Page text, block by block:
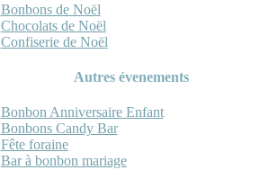
Bonbons de Noël
Chocolats de Noël
Confiserie de Noël
Autres évenements
Bonbon Anniversaire Enfant
Bonbons Candy Bar
Fête foraine
Bar à bonbon mariage